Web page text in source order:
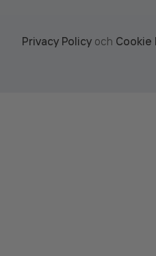
Privacy Policy och Cookie